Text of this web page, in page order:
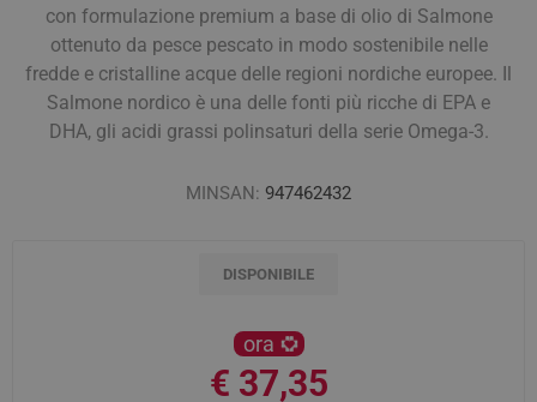
con formulazione premium a base di olio di Salmone
ottenuto da pesce pescato in modo sostenibile nelle
fredde e cristalline acque delle regioni nordiche europee. Il
Salmone nordico è una delle fonti più ricche di EPA e
DHA, gli acidi grassi polinsaturi della serie Omega-3.
MINSAN: 947462432
DISPONIBILE
ora
€ 37,35